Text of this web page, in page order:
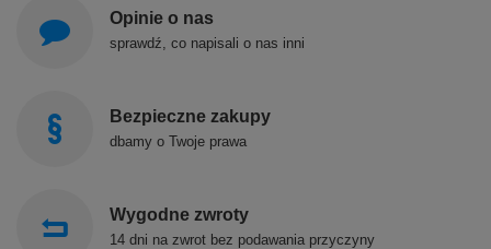
Opinie o nas
sprawdź, co napisali o nas inni
Bezpieczne zakupy
dbamy o Twoje prawa
Wygodne zwroty
14 dni na zwrot bez podawania przyczyny